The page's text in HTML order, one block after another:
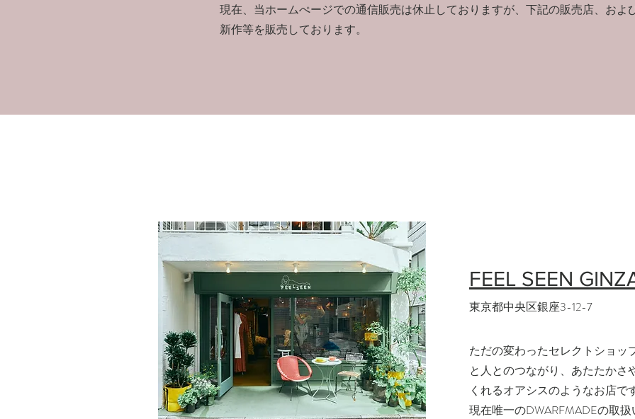
現在、当ホームぺージでの通信販売は休止しておりますが、 下記の販売店、およ
新作等を販売しております。
FEEL SEEN
東京都中央区銀座3-12-7
ただの変わったセレクトショッ
と人とのつながり、あたたかさ
くれるオアシスのようなお店です
現在唯一のDWARFMADEの取扱